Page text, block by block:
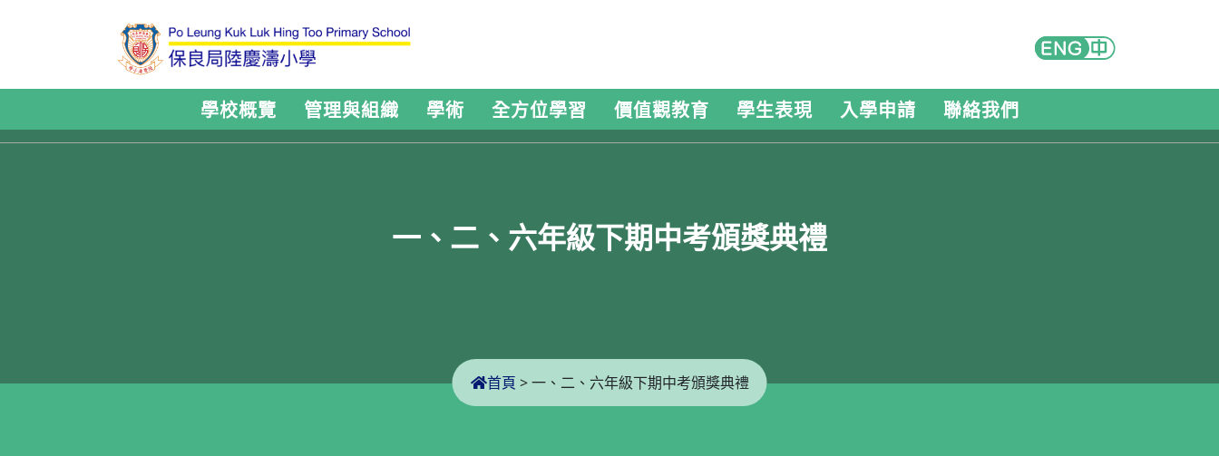
學校概覽 管理與組織 學術 全方位學習 價值觀教育 學生表現 入學申請 聯絡我們
一、二、六年級下期中考頒獎典禮
首頁 > 一、二、六年級下期中考頒獎典禮